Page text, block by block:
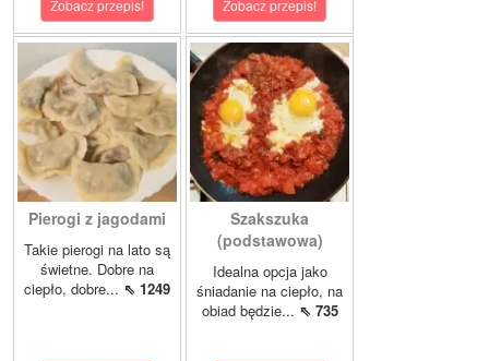
Zobacz przepis! Zobacz przepis!
Pierogi z jagodami
Takie pierogi na lato są
świetne. Dobre na
ciepło, dobre... ⇖ 1249
Szakszuka
(podstawowa)
Idealna opcja jako
śniadanie na ciepło, na
obiad będzie... ⇖ 735